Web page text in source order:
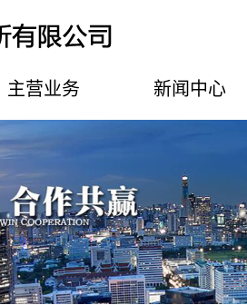
主营业务
工程造价
新闻中心
党员建设
员工活动